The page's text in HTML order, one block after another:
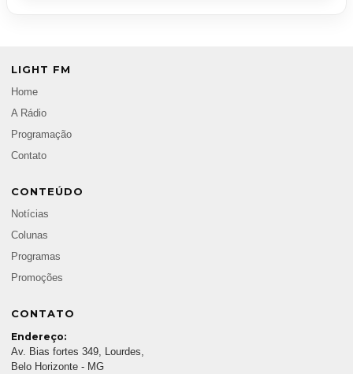
LIGHT FM
Home
A Rádio
Programação
Contato
CONTEÚDO
Notícias
Colunas
Programas
Promoções
CONTATO
Endereço:
Av. Bias fortes 349, Lourdes,
Belo Horizonte - MG